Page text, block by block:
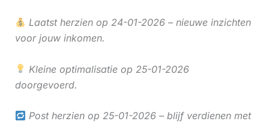
Laatst herzien op 24-01-2026 – nieuwe inzichten
voor jouw inkomen.
Kleine optimalisatie op 25-01-2026
doorgevoerd.
Post herzien op 25-01-2026 – blijf verdienen met